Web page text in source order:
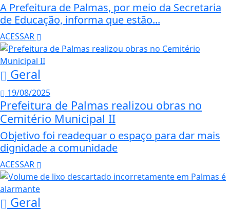
A Prefeitura de Palmas, por meio da Secretaria
de Educação, informa que estão...
ACESSAR
Geral
19/08/2025
Prefeitura de Palmas realizou obras no
Cemitério Municipal II
Objetivo foi readequar o espaço para dar mais
dignidade a comunidade
ACESSAR
Geral